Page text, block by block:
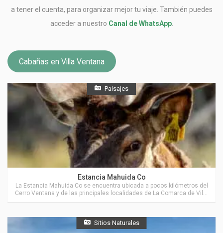
a tener el cuenta, para organizar mejor tu viaje. También puedes
acceder a nuestro Canal de WhatsApp.
Cabañas en Villa Ventana
Paisajes
Actividades en Villa Ventana
Estancia Mahuida Co
La Estancia Mahuida Co se encuentra ubicada a pocos kilómetros del
Cerro Ventana y de las principales localidades de La Comarca de Villa
Sitios Naturales